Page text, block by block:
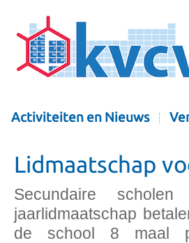
Activiteiten en Nieuws
Lidmaatschap
Secundaire
jaarlidmaatschap
de school 8 maal